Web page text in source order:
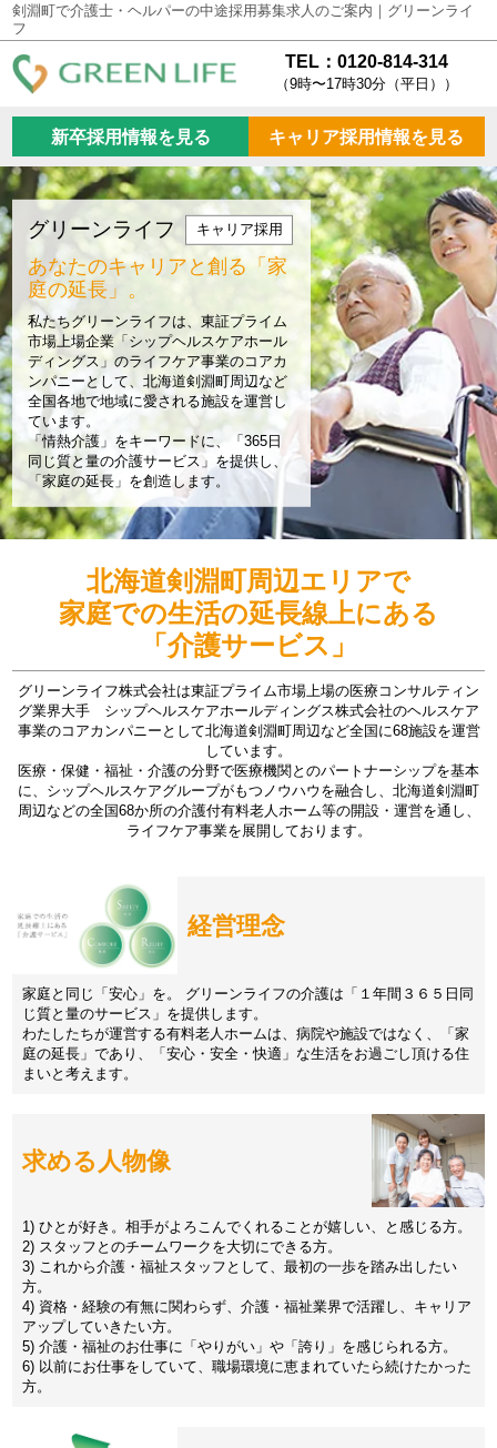
剣淵町で介護士・ヘルパーの中途採用募集求人のご案内｜グリーンライ
フ
TEL：0120-814-314
（9時〜17時30分（平日））
新卒採用情報を見る キャリア採用情報を見る
グリーンライフ キャリア採用
あなたのキャリアと創る「家
庭の延長」。
私たちグリーンライフは、東証プライム
市場上場企業「シップヘルスケアホール
ディングス」のライフケア事業のコアカ
ンパニーとして、北海道剣淵町周辺など
全国各地で地域に愛される施設を運営し
ています。
「情熱介護」をキーワードに、「365日
同じ質と量の介護サービス」を提供し、
「家庭の延長」を創造します。
北海道剣淵町周辺エリアで
家庭での生活の延長線上にある
「介護サービス」
グリーンライフ株式会社は東証プライム市場上場の医療コンサルティン
グ業界大手 シップヘルスケアホールディングス株式会社のヘルスケア
事業のコアカンパニーとして北海道剣淵町周辺など全国に68施設を運営
しています。
医療・保健・福祉・介護の分野で医療機関とのパートナーシップを基本
に、シップヘルスケアグループがもつノウハウを融合し、北海道剣淵町
周辺などの全国68か所の介護付有料老人ホーム等の開設・運営を通し、
ライフケア事業を展開しております。
経営理念
家庭と同じ「安心」を。 グリーンライフの介護は「１年間３６５日同
じ質と量のサービス」を提供します。
わたしたちが運営する有料老人ホームは、病院や施設ではなく、「家
庭の延長」であり、「安心・安全・快適」な生活をお過ごし頂ける住
まいと考えます。
求める人物像
1) ひとが好き。相手がよろこんでくれることが嬉しい、と感じる方。
2) スタッフとのチームワークを大切にできる方。
3) これから介護・福祉スタッフとして、最初の一歩を踏み出したい
方。
4) 資格・経験の有無に関わらず、介護・福祉業界で活躍し、キャリア
アップしていきたい方。
5) 介護・福祉のお仕事に「やりがい」や「誇り」を感じられる方。
6) 以前にお仕事をしていて、職場環境に恵まれていたら続けたかった
方。